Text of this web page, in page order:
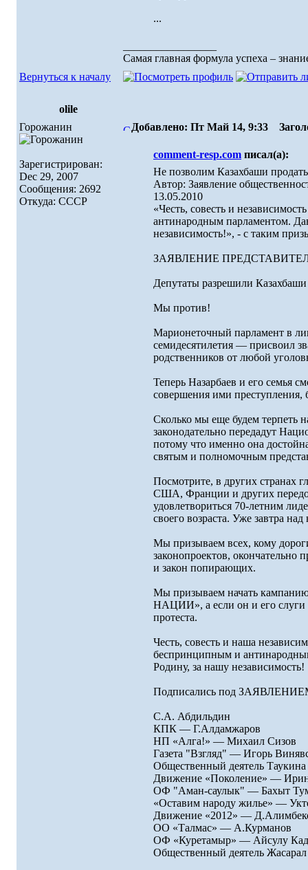
...
Самая главная формула успеха –
Вернуться к началу
olile
Горожанин
Зарегистрирован:
Dec 29, 2007
Сообщения: 2692
Откуда: СССР
Добавлено: Пт Май 14, 9:33
comment-resp.com писал(а):
Не позволим Казахбаши
Автор: Заявление
13.05.2010
«Честь, совесть и
антинародным парламентом.
независимость!», - с таким
ЗАЯВЛЕНИЕ
Депутаты разрешили
Мы против!
Марионеточный парламент в
семидесятилетия — присвоил
родственников от любой
Теперь Назарбаев и его семья
совершения ими преступления,
Сколько мы еще будем терпеть
законодательно передадут
потому что именно она
святым и полномочным
Посмотрите, в других странах
США, Франции и других
удовлетвориться 70-летним
своего возраста. Уже завтра
Мы призываем всех, кому
законопроектов,
и закон попирающих.
Мы призываем начать
НАЦИИ», а если он и его слуги
протеста.
Честь, совесть и наша
беспринципным и
Родину, за нашу независимость!
Подписались под
С.А. Абдильдин
КПК — Г.Алдамжаров
НП «Алга!» — Михаил Сизов
Газета "Взгляд" — Игорь
Общественный деятель Таукина
Движение «Поколение» —
ОФ "Аман-саулык" — Бахыт
«Оставим народу жилье» —
Движение «2012» —
ОО «Талмас» — А.Курманов
ОФ «Куретамыр» — Айсулу
Общественный деятель